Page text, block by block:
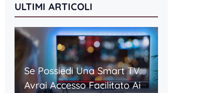
ULTIMI ARTICOLI
Se Possiedi Una Smart TV
Avrai Accesso Facilitato Ai